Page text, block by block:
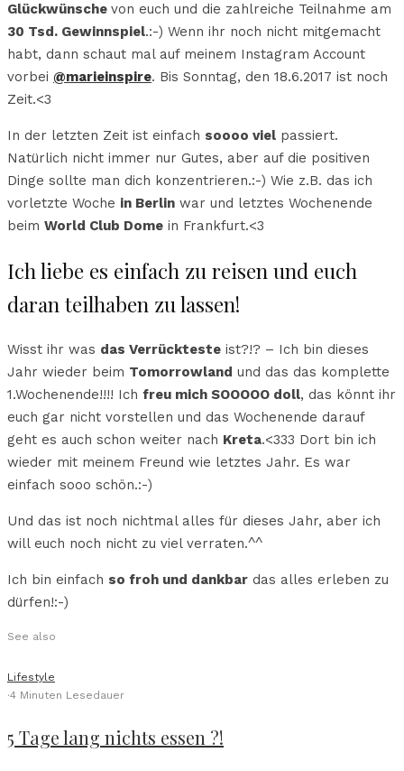
Glückwünsche von euch und die zahlreiche Teilnahme am
30 Tsd. Gewinnspiel.:-) Wenn ihr noch nicht mitgemacht
habt, dann schaut mal auf meinem Instagram Account
vorbei @marieinspire. Bis Sonntag, den 18.6.2017 ist noch
Zeit.<3
In der letzten Zeit ist einfach soooo viel passiert.
Natürlich nicht immer nur Gutes, aber auf die positiven
Dinge sollte man dich konzentrieren.:-) Wie z.B. das ich
vorletzte Woche in Berlin war und letztes Wochenende
beim World Club Dome in Frankfurt.<3
Ich liebe es einfach zu reisen und euch
daran teilhaben zu lassen!
Wisst ihr was das Verrückteste ist?!? – Ich bin dieses
Jahr wieder beim Tomorrowland und das das komplette
1.Wochenende!!!! Ich freu mich SOOOOO doll, das könnt ihr
euch gar nicht vorstellen und das Wochenende darauf
geht es auch schon weiter nach Kreta.<333 Dort bin ich
wieder mit meinem Freund wie letztes Jahr. Es war
einfach sooo schön.:-)
Und das ist noch nichtmal alles für dieses Jahr, aber ich
will euch noch nicht zu viel verraten.^^
Ich bin einfach so froh und dankbar das alles erleben zu
dürfen!:-)
See also
Lifestyle
·4 Minuten Lesedauer
5 Tage lang nichts essen ?!